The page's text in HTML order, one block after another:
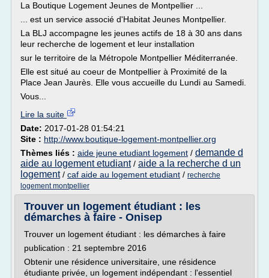
La Boutique Logement Jeunes de Montpellier ...
... est un service associé d'Habitat Jeunes Montpellier.
La BLJ accompagne les jeunes actifs de 18 à 30 ans dans
leur recherche de logement et leur installation
sur le territoire de la Métropole Montpellier Méditerranée.
Elle est situé au coeur de Montpellier à Proximité de la
Place Jean Jaurès. Elle vous accueille du Lundi au Samedi.
Vous...
Lire la suite
Date: 2017-01-28 01:54:21
Site : http://www.boutique-logement-montpellier.org
Thèmes liés : aide jeune etudiant logement / demande d
aide au logement etudiant/ aide a la recherche d un
logement/ caf aide au logement etudiant / recherche
logement montpellier
Trouver un logement étudiant : les
démarches à faire - Onisep
Trouver un logement étudiant : les démarches à faire
publication : 21 septembre 2016
Obtenir une résidence universitaire, une résidence
étudiante privée, un logement indépendant : l'essentiel